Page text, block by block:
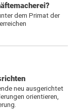
dem Primat der
neu ausgerichtet
orientieren,